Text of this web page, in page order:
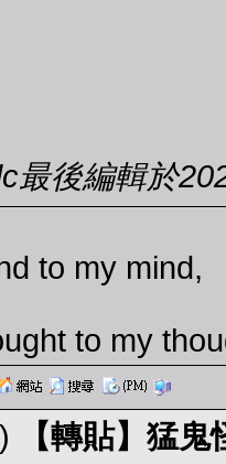
最後編輯於
to my mind,
to my
【轉貼】猛